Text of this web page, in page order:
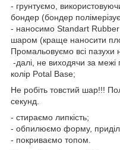
- грунтуємо,
бондер (бондер
- наносимо Standart Rubber
шаром (краще наносити
Промальовуємо всі пазухи
-далі, не виходячи за
колір Potal Base;
Не робіть товстий шар!!!
секунд.
- стираємо липкість;
- обпилюємо форму,
- покриваємо топом.